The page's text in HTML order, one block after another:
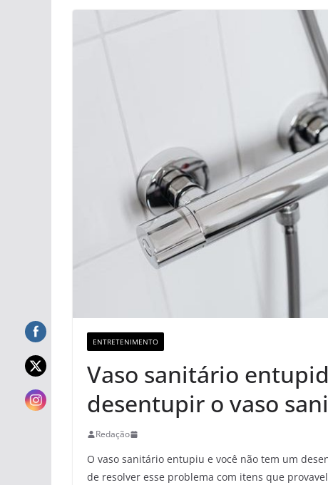
ENTRETENIMENTO
Vaso sanitário
desentupir o vaso
Redação
O vaso sanitário entupiu e você não tem um
de resolver esse problema com itens que